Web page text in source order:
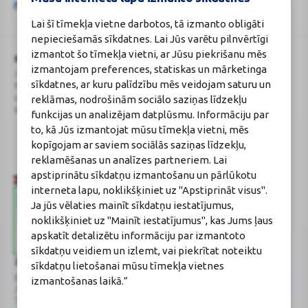
Lai šī tīmekļa vietne darbotos, tā izmanto obligāti
nepieciešamās sīkdatnes. Lai Jūs varētu pilnvērtīgi
izmantot šo tīmekļa vietni, ar Jūsu piekrišanu mēs
izmantojam preferences, statiskas un mārketinga
sīkdatnes, ar kuru palīdzību mēs veidojam saturu un
reklāmas, nodrošinām sociālo saziņas līdzekļu
funkcijas un analizējam datplūsmu. Informāciju par
to, kā Jūs izmantojat mūsu tīmekļa vietni, mēs
kopīgojam ar saviem sociālās saziņas līdzekļu,
reklamēšanas un analīzes partneriem. Lai
apstiprinātu sīkdatņu izmantošanu un pārlūkotu
interneta lapu, noklikšķiniet uz "Apstiprināt visus".
Ja jūs vēlaties mainīt sīkdatņu iestatījumus,
noklikšķiniet uz "Mainīt iestatījumus", kas Jums ļaus
apskatīt detalizētu informāciju par izmantoto
sīkdatņu veidiem un izlemt, vai piekrītat noteiktu
sīkdatņu lietošanai mūsu tīmekļa vietnes
izmantošanas laikā.”
Google
reCAPTCHA
BENU Aptieka Latvija, SIA
Juridiskā adrese / Faktiskā adrese:
Noliktavu iela 5, Dreiliņi, Stopiņu
novads, LV-2130
Reģistrācijas Nr.: 40003252167
Licence
Licences numurs: A00010
E-aptiekas kontakti
Aptiekas vadītāja:
Sertificēta farmaceite: Jeļena
Gončarova
Reģistrācijas Nr.: F-0834
Sertifikāta Nr.: 215.2025
Zāļu valsts aģentūra
www.zva.gov.lv
Veselības inspekcija